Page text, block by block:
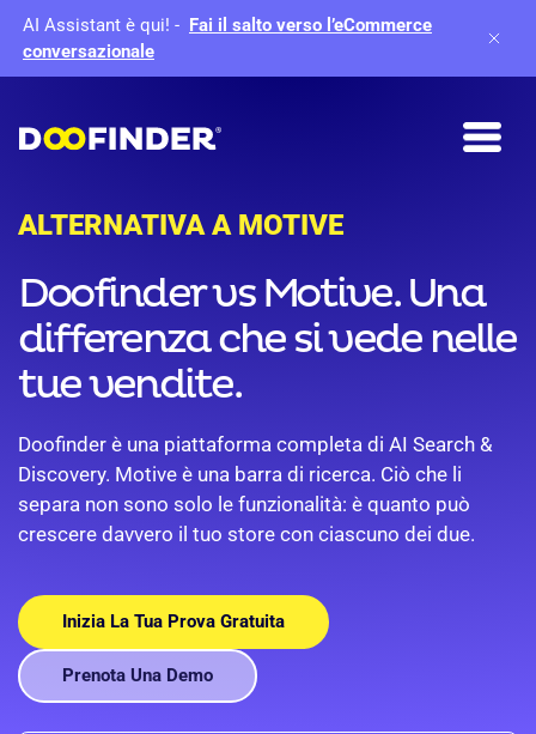
AI Assistant è qui! - Fai il salto verso l’eCommerce
conversazionale
ALTERNATIVA A MOTIVE
Doofinder vs Motive. Una
differenza che si vede nelle
tue vendite.
Doofinder è una piattaforma completa di AI Search &
Discovery. Motive è una barra di ricerca. Ciò che li
separa non sono solo le funzionalità: è quanto può
crescere davvero il tuo store con ciascuno dei due.
Inizia La Tua Prova Gratuita
Prenota Una Demo